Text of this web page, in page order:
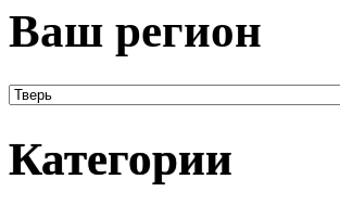
Ваш регион
Категории